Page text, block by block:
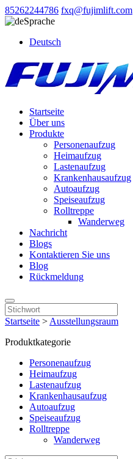
85262244786 fxq@fujimlift.com
Sprache
Deutsch
Startseite
Über uns
Produkte
Personenaufzug
Heimaufzug
Lastenaufzug
Krankenhausaufzug
Autoaufzug
Speiseaufzug
Rolltreppe
Wanderweg
Nachricht
Blogs
Kontaktieren Sie uns
Blog
Rückmeldung
Startseite > Ausstellungsraum
Produktkategorie
Personenaufzug
Heimaufzug
Lastenaufzug
Krankenhausaufzug
Autoaufzug
Speiseaufzug
Rolltreppe
Wanderweg